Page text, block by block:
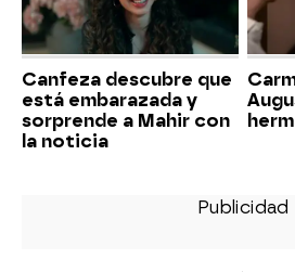
Canfeza descubre que
está embarazada y
sorprende a Mahir con
la noticia